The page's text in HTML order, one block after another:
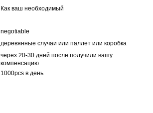
Как ваш необходимый
negotiable
деревянные случаи или паллет или коробка
через 20-30 дней после получили вашу
компенсацию
1000pcs в день